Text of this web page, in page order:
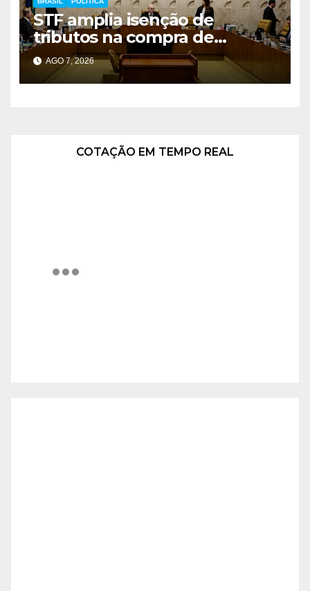
STF amplia isenção de
tributos na compra de
veículos para pessoas com
deficiência e TEA
AGO 7, 2026
COTAÇÃO EM TEMPO REAL